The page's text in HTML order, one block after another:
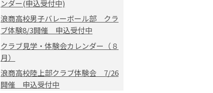
ンダー(申込受付中)
浪商高校男子バレーボール部 クラ
ブ体験8/3開催 申込受付中
クラブ見学・体験会カレンダー（８
月）
浪商高校陸上部クラブ体験会 7/26
開催 申込受付中